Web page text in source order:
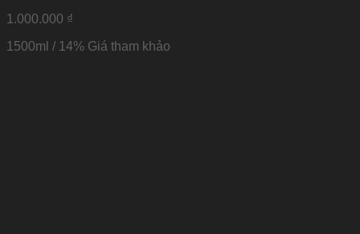
1.000.000 ₫
1500ml / 14% Giá tham khảo